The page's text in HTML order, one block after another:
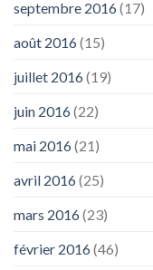
septembre 2016(17)
août 2016(15)
juillet 2016(19)
juin 2016(22)
mai 2016(21)
avril 2016(25)
mars 2016(23)
février 2016(46)